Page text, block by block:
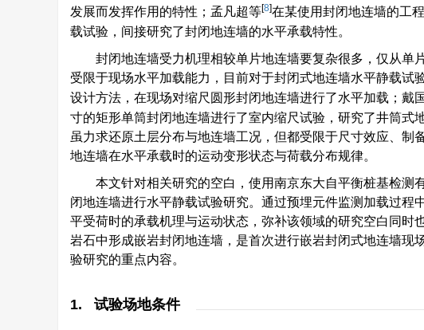
发展而发挥作用的特性；孟凡超等[8]在某使用封闭地连墙的工
载试验，间接研究了封闭地连墙的水平承载特性。
封闭地连墙受力机理相较单片地连墙要复杂很多，仅从单
受限于现场水平加载能力，目前对于封闭式地连墙水平静载试
设计方法，在现场对缩尺圆形封闭地连墙进行了水平加载；戴
寸的矩形单筒封闭地连墙进行了室内缩尺试验，研究了井筒
虽力求还原土层分布与地连墙工况，但都受限于尺寸效应、
地连墙在水平承载时的运动变形状态与荷载分布规律。
本文针对相关研究的空白，使用南京东大自平衡桩基检
闭地连墙进行水平静载试验研究。通过预埋元件监测加载过
平受荷时的承载机理与运动状态，弥补该领域的研究空白同
岩石中形成嵌岩封闭地连墙，是首次进行嵌岩封闭式地连墙
验研究的重点内容。
1. 试验场地条件